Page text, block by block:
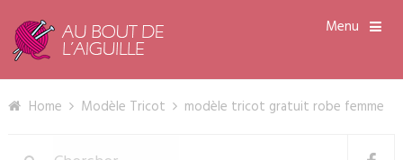
Menu
Home Modèle Tricot modèle tricot gratuit robe femme